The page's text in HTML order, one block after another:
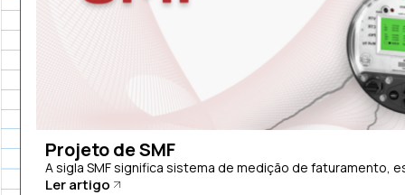
Projeto de SMF
A sigla SMF significa sistema de medição de faturamento,
Ler artigo